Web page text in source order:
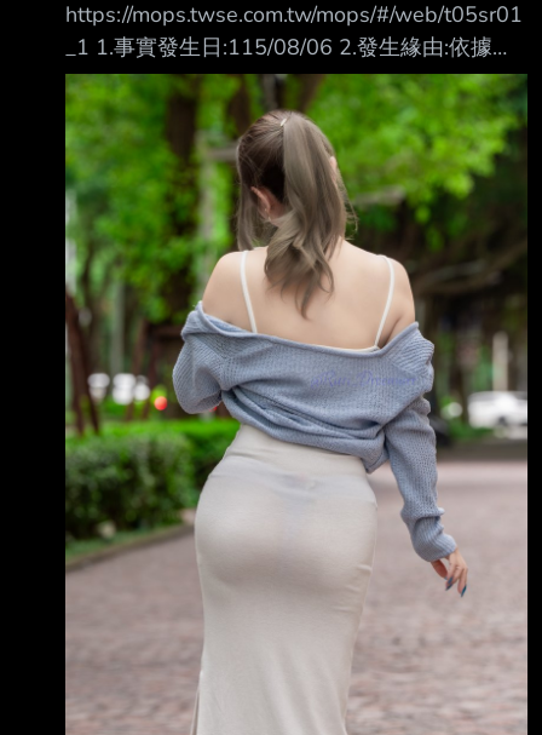
136.58 備註 / 營收變化原因說明 新產品開始出
貨，導致年對年營收增幅較大。
https://mopsov.twse.com.tw/mops/web/t05st10
_ifrs
https://mops.twse.com.tw/mops/#/web/t05sr01
_1 1.事實發生日:115/08/06 2.發生緣由:依據臺
灣證券交易所股份有限公司通知辦理 3.財務業務
資訊: 期間 (月) (季) (最近四季累計) ------ ------
----------------- ------------------------ 最近
1月 與去年 最近1季 與去年 114年第3季至 科目
(115年6月) 同期增減 (115年第2季) 同期增減
115年第2季 核閱數 (%) 核閱數